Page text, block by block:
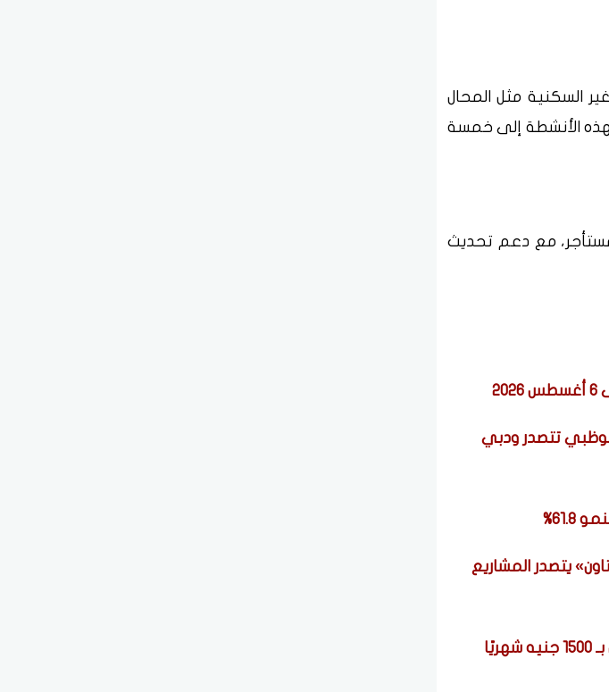
السكنية مثل المحال
لهذه الأنشطة إلى خمسة
مع دعم تحديث
يحافظ على قوته في الربع الثاني من 2026.. وأبوظبي تتصدر ودبي
أب تاون» يتصدر المشاريع